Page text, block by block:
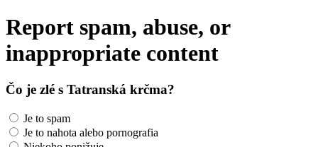
Report spam, abuse, or
inappropriate content
Čo je zlé s Tatranská krčma?
Je to spam
Je to nahota alebo pornografia